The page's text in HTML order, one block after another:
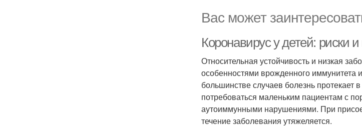
Вас может
Коронавирус у детей: риски
Относительная устойчивость и низкая
особенностями врожденного иммунитета
большинстве случаев болезнь
потребоваться маленьким пациентам с
аутоиммунными нарушениями. При
течение заболевания утяжеляется.